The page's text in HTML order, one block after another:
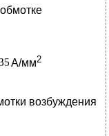
А/мм2
возбуждения